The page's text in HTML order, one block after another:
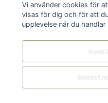
cm | Smidd
Vi använder cookies för
visas för dig och för att
upplevelse när du